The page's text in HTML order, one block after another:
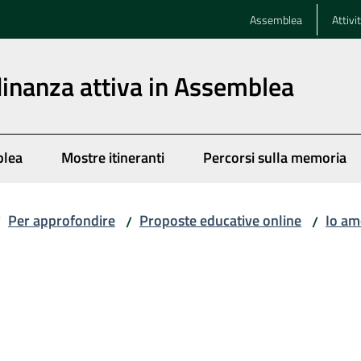
Assemblea
attiva in Assemblea
Mostre itineranti Percorsi sulla memoria
Per approfondire / Proposte educative online / Io